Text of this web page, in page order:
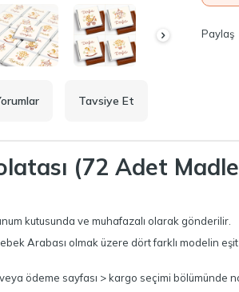
Paylaş
Tavsiye Et
(72 Adet
kutusunda ve muhafazalı olarak gönderilir.
Arabası olmak üzere dört farklı modelin
ödeme sayfası > kargo seçimi bölümünde